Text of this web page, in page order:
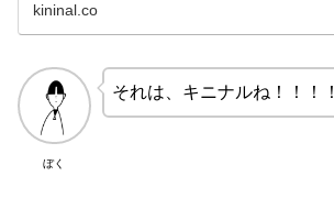
kininal.co
ぼく
それは、キニナルね！！！！